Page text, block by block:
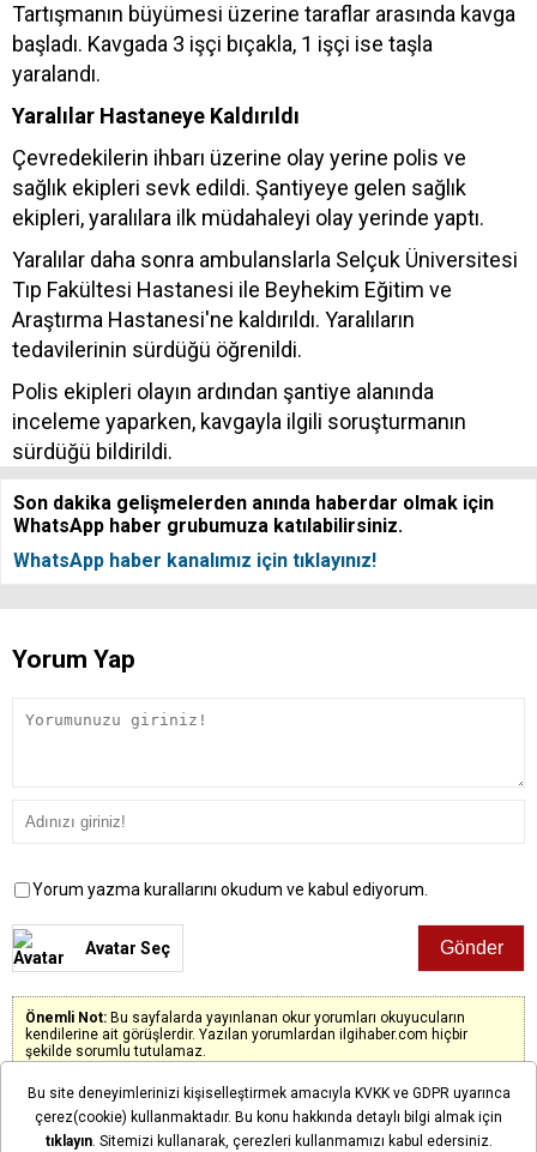
Tartışmanın büyümesi üzerine taraflar arasında kavga
başladı. Kavgada 3 işçi bıçakla, 1 işçi ise taşla
yaralandı.
Yaralılar Hastaneye Kaldırıldı
Çevredekilerin ihbarı üzerine olay yerine polis ve
sağlık ekipleri sevk edildi. Şantiyeye gelen sağlık
ekipleri, yaralılara ilk müdahaleyi olay yerinde yaptı.
Yaralılar daha sonra ambulanslarla Selçuk Üniversitesi
Tıp Fakültesi Hastanesi ile Beyhekim Eğitim ve
Araştırma Hastanesi'ne kaldırıldı. Yaralıların
tedavilerinin sürdüğü öğrenildi.
Polis ekipleri olayın ardından şantiye alanında
inceleme yaparken, kavgayla ilgili soruşturmanın
sürdüğü bildirildi.
Son dakika gelişmelerden anında haberdar olmak için
WhatsApp haber grubumuza katılabilirsiniz.
WhatsApp haber kanalımız için tıklayınız!
Yorum Yap
Yorum yazma kurallarını okudum ve kabul ediyorum.
Avatar Seç
Önemli Not: Bu sayfalarda yayınlanan okur yorumları okuyucuların
kendilerine ait görüşlerdir. Yazılan yorumlardan ilgihaber.com hiçbir
şekilde sorumlu tutulamaz.
Henüz yorum yapılmadı. İlk yorumu siz yapın!
Bu site deneyimlerinizi kişiselleştirmek amacıyla KVKK ve GDPR uyarınca
çerez(cookie) kullanmaktadır. Bu konu hakkında detaylı bilgi almak için
tıklayın. Sitemizi kullanarak, çerezleri kullanmamızı kabul edersiniz.